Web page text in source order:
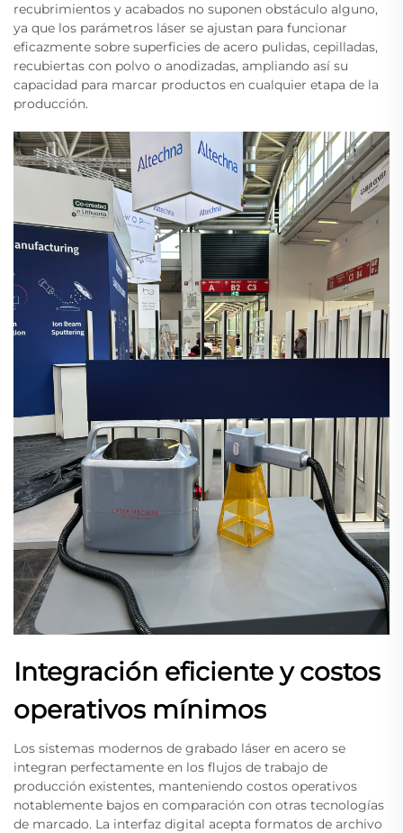
recubrimientos y acabados no suponen obstáculo alguno,
ya que los parámetros láser se ajustan para funcionar
eficazmente sobre superficies de acero pulidas, cepilladas,
recubiertas con polvo o anodizadas, ampliando así su
capacidad para marcar productos en cualquier etapa de la
producción.
Integración eficiente y costos
operativos mínimos
Los sistemas modernos de grabado láser en acero se
integran perfectamente en los flujos de trabajo de
producción existentes, manteniendo costos operativos
notablemente bajos en comparación con otras tecnologías
de marcado. La interfaz digital acepta formatos de archivo